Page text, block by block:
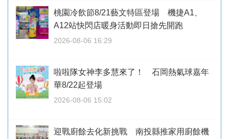
桃園冷飲節8/21藝文特區登場 機捷A1、
A12站快閃店暖身活動即日搶先開跑
2026-08-06 16:29
啦啦隊女神李多慧來了！ 石岡熱氣球嘉年
華8/22起登場
2026-08-06 15:02
迎戰廚餘去化新挑戰 南投縣推家用廚餘機